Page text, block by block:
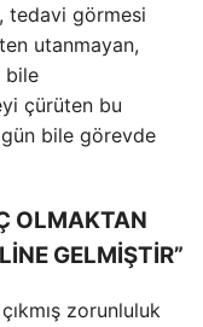
tedavi görmesi
utanmayan,
bile
çürüten bu
bile görevde
OLMAKTAN
GELMİŞTİR”
zorunluluk